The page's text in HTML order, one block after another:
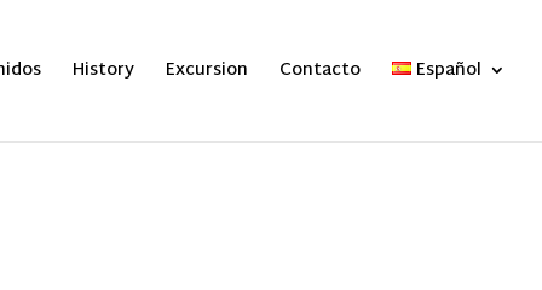
History Excursion Contacto Español